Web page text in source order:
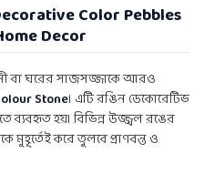
Color Pebbles
Decor
বা ঘরের সাজসজ্জাকে আরও
Stone। এটি রঙিন ডেকোরেটিভ
ব্যবহৃত হয়। বিভিন্ন উজ্জ্বল রঙের
করে তুলবে প্রাণবন্ত ও